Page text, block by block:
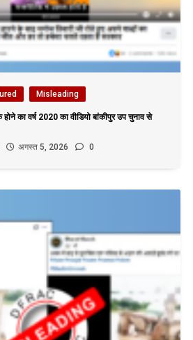
Misleading
का वर्ष 2020 का वीडियो बांकीपुर उप चुनाव से
अगस्त 5, 2026 0